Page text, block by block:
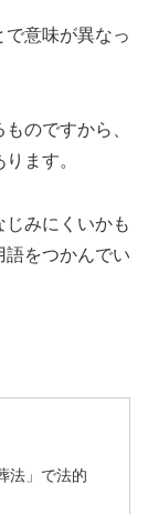
意味が異なっ
のですから、
ます。
みにくいかも
語をつかんでい
法」で法的